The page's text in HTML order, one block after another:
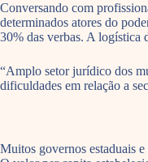
Conversando com
determinados atores do
30% das verbas. A logística
“Amplo setor jurídico dos
dificuldades em relação a
Muitos governos estaduais